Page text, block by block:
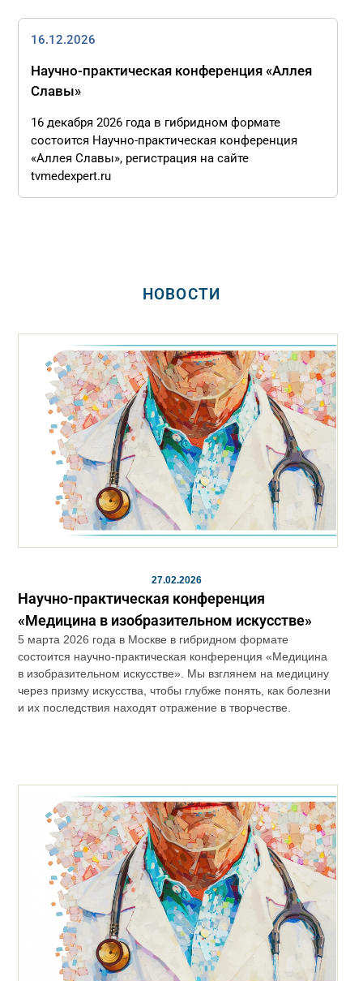
16.12.2026
Научно-практическая конференция «Аллея
Славы»
16 декабря 2026 года в гибридном формате
состоится Научно-практическая конференция
«Аллея Славы», регистрация на сайте
tvmedexpert.ru
НОВОСТИ
27.02.2026
Научно-практическая конференция
«Медицина в изобразительном искусстве»
5 марта 2026 года в Москве в гибридном формате
состоится научно-практическая конференция «Медицина
в изобразительном искусстве». Мы взглянем на медицину
через призму искусства, чтобы глубже понять, как болезни
и их последствия находят отражение в творчестве.